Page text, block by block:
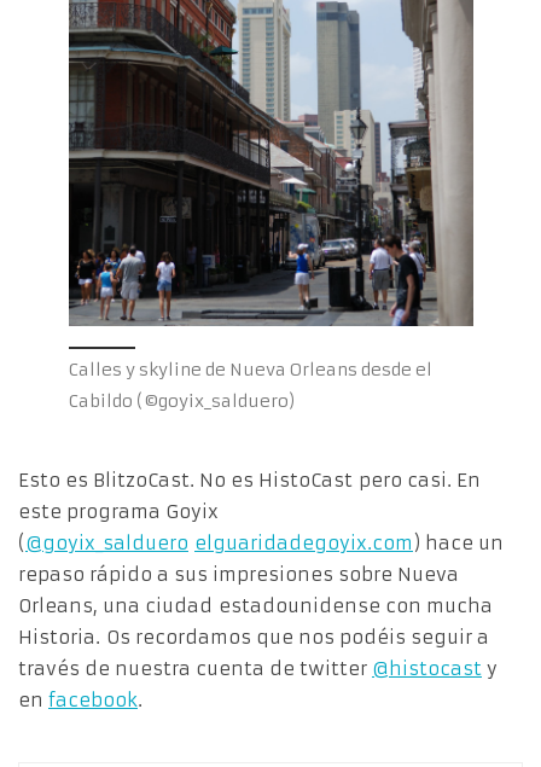
Calles y skyline de Nueva Orleans desde el
Cabildo (©goyix_salduero)
Esto es BlitzoCast. No es HistoCast pero casi. En
este programa Goyix
(@goyix_salduero elguaridadegoyix.com ) hace un
repaso rápido a sus impresiones sobre Nueva
Orleans, una ciudad estadounidense con mucha
Historia. Os recordamos que nos podéis seguir a
través de nuestra cuenta de twitter @histocast y
en facebook.